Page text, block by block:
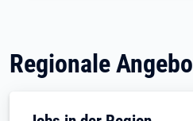
Regionale